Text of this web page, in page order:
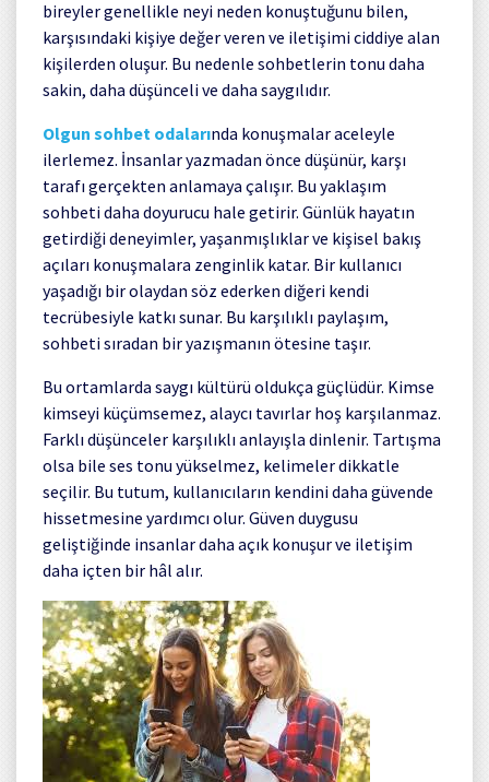
bireyler genellikle neyi neden konuştuğunu bilen,
karşısındaki kişiye değer veren ve iletişimi ciddiye alan
kişilerden oluşur. Bu nedenle sohbetlerin tonu daha
sakin, daha düşünceli ve daha saygılıdır.
Olgun sohbet odalarında konuşmalar aceleyle
ilerlemez. İnsanlar yazmadan önce düşünür, karşı
tarafı gerçekten anlamaya çalışır. Bu yaklaşım
sohbeti daha doyurucu hale getirir. Günlük hayatın
getirdiği deneyimler, yaşanmışlıklar ve kişisel bakış
açıları konuşmalara zenginlik katar. Bir kullanıcı
yaşadığı bir olaydan söz ederken diğeri kendi
tecrübesiyle katkı sunar. Bu karşılıklı paylaşım,
sohbeti sıradan bir yazışmanın ötesine taşır.
Bu ortamlarda saygı kültürü oldukça güçlüdür. Kimse
kimseyi küçümsemez, alaycı tavırlar hoş karşılanmaz.
Farklı düşünceler karşılıklı anlayışla dinlenir. Tartışma
olsa bile ses tonu yükselmez, kelimeler dikkatle
seçilir. Bu tutum, kullanıcıların kendini daha güvende
hissetmesine yardımcı olur. Güven duygusu
geliştiğinde insanlar daha açık konuşur ve iletişim
daha içten bir hâl alır.